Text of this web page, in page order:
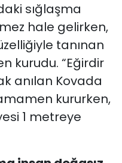
sığlaşma
hale gelirken,
tanınan
kurudu. “Eğirdir
anılan Kovada
kururken,
1 metreye